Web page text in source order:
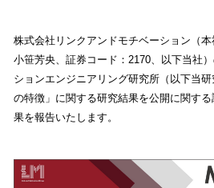
株式会社リンクアンドモチベーション（本
小笹芳央、証券コード：2170、以下当社
ションエンジニアリング研究所（以下当
の特徴」に関する研究結果を公開に関す
果を報告いたします。